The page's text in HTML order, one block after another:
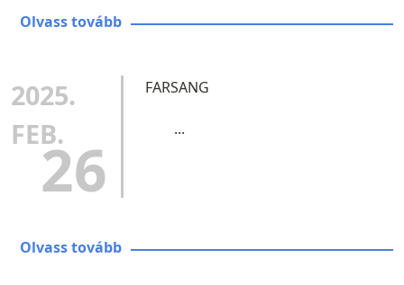
Olvass tovább
2025.
FEB.26
FARSANG
...
Olvass tovább